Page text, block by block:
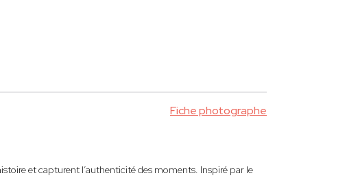
Fiche photographe
et capturent l’authenticité des moments. Inspiré par le